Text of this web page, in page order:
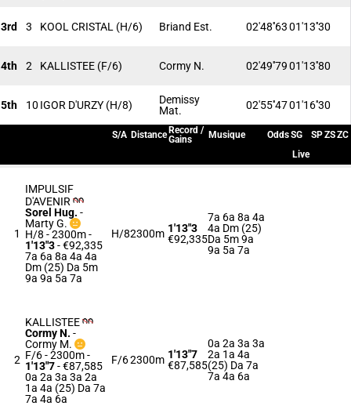
3rd 3 KOOL CRISTAL (H/6) Briand Est. 02'48''6301'13''30
4th 2 KALLISTEE (F/6) Cormy N. 02'49''7901'13''80
5th 10 IGOR D'URZY (H/8)
Demissy
Mat.
02'55''4701'16''30
S/A Distance Record /
Gains
Musique OddsSG SPZSZC
Live
1
IMPULSIF
D'AVENIR
Sorel Hug. -
Marty G.
H/8 - 2300m-
1'13"3- €92,335
7a 6a 8a 4a 4a
Dm (25) Da 5m
9a 9a 5a 7a
H/82300m 1'13"3
€92,335
7a 6a 8a 4a
4a Dm (25)
Da 5m 9a
9a 5a 7a
2
KALLISTEE
Cormy N. -
Cormy M.
F/6 - 2300m-
1'13"7- €87,585
0a 2a 3a 3a 2a
1a 4a (25) Da 7a
7a 4a 6a
F/62300m 1'13"7
€87,585
0a 2a 3a 3a
2a 1a 4a
(25) Da 7a
7a 4a 6a